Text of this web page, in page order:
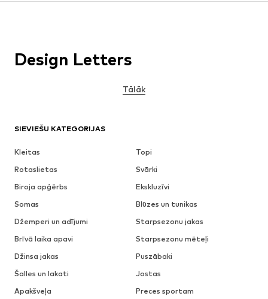
SIEVIEŠU KATEGORIJAS
Kleitas
Topi
Rotaslietas
Svārki
Biroja apģērbs
Ekskluzīvi
Somas
Blūzes un tunikas
Džemperi un adījumi
Starpsezonu jakas
Brīvā laika apavi
Starpsezonu mēteļi
Džinsa jakas
Puszābaki
Šalles un lakati
Jostas
Apakšveļa
Preces sportam
Design Letters
Tālāk